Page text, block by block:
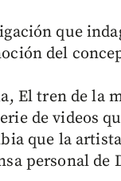
que
del
El tren de la
de videos
que la
personal de